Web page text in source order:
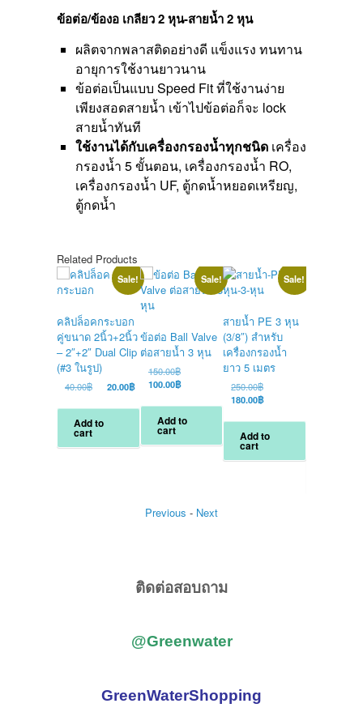
ข้อต่อ/ข้องอ เกลียว 2 หุน-สายน้ำ 2 หุน
ผลิตจากพลาสติดอย่างดี แข็งแรง ทนทาน
อายุการใช้งานยาวนาน
ข้อต่อเป็นแบบ Speed Fit ที่ใช้งานง่าย
เพียงสอดสายน้ำ เข้าไปข้อต่อก็จะ lock
สายน้ำทันที
ใช้งานได้กับเครื่องกรองน้ำทุกชนิดเครื่อง
กรองน้ำ 5 ขั้นตอน, เครื่องกรองน้ำ RO,
เครื่องกรองน้ำ UF, ตู้กดน้ำหยอดเหรียญ,
ตู้กดน้ำ
Related Products
Sale!
คลิปล็อคกระบอก
คู่ขนาด 2นิ้ว+2นิ้ว
– 2″+2″ Dual Clip
(#3 ในรูป)
40.00฿
Original
was:
40.00฿.
20.00฿
Current
is:
20.00฿.
Add to
cart
Sale!
ข้อต่อ Ball Valve
ต่อสายน้ำ 3 หุน
150.00฿
150.00฿.
100.00฿
is:
100.00฿.
Add to
cart
Sale!
สายน้ำ PE 3 หุน
(3/8″) สำหรับ
เครื่องกรองน้ำ
ยาว 5 เมตร
250.00฿
250.00฿.
180.00฿
is:
180.00฿.
Add to
cart
Previous - Next
ติดต่อสอบถาม
@Greenwater
GreenWaterShopping